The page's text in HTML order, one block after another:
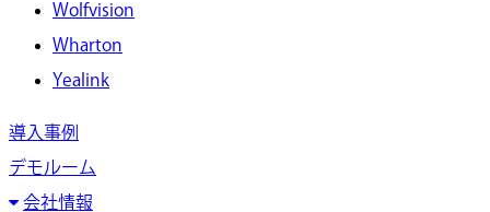
Wolfvision
Wharton
Yealink
導入事例
デモルーム
会社情報